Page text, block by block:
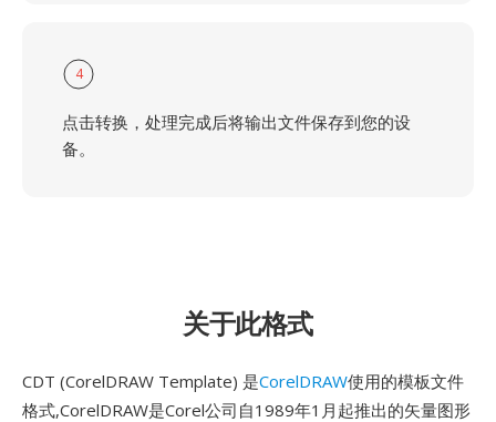
4
点击转换，处理完成后将输出文件保存到您的设
备。
关于此格式
CDT (CorelDRAW Template) 是CorelDRAW使用的模板文件
格式,CorelDRAW是Corel公司自1989年1月起推出的矢量图形